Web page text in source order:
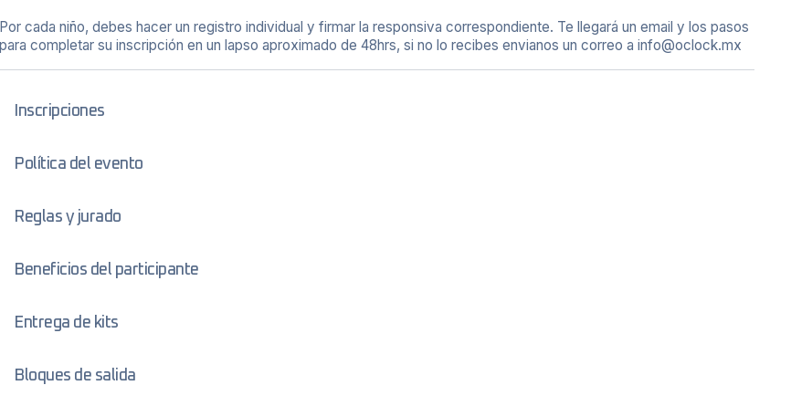
Por cada niño, debes hacer un registro individual y firmar la responsiva correspondiente. Te llegará un email y los pasos
para completar su inscripción en un lapso aproximado de 48hrs, si no lo recibes envianos un correo a info@oclock.mx
Inscripciones
Política del evento
Reglas y jurado
Beneficios del participante
Entrega de kits
Bloques de salida